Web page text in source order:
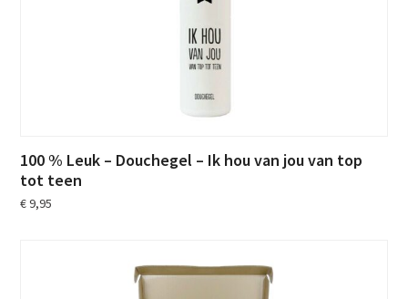
100 % Leuk – Douchegel – Ik hou van jou van top
tot teen
€9,95